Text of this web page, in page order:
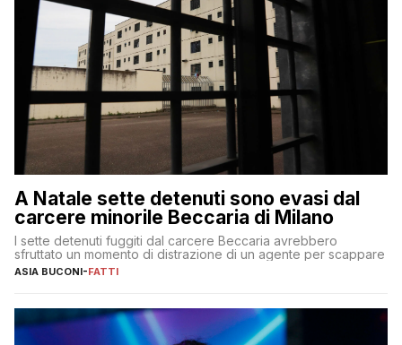
A Natale sette detenuti sono evasi dal
carcere minorile Beccaria di Milano
I sette detenuti fuggiti dal carcere Beccaria avrebbero
sfruttato un momento di distrazione di un agente per scappare
ASIA BUCONI-FATTI